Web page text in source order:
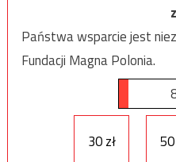
Państwa wsparcie jest
Fundacji Magna Polonia.
30 zł